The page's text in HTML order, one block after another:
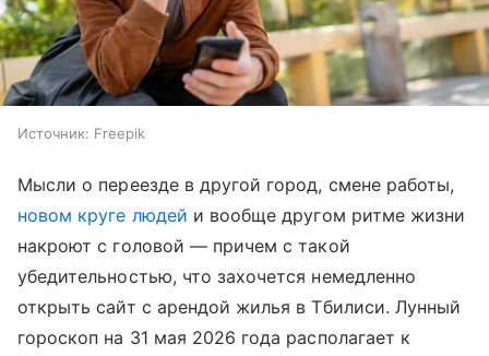
Источник: Freepik
Мысли о переезде в другой город, смене работы,
новом круге людей и вообще другом ритме жизни
накроют с головой — причем с такой
убедительностью, что захочется немедленно
открыть сайт с арендой жилья в Тбилиси. Лунный
гороскоп на 31 мая 2026 года располагает к